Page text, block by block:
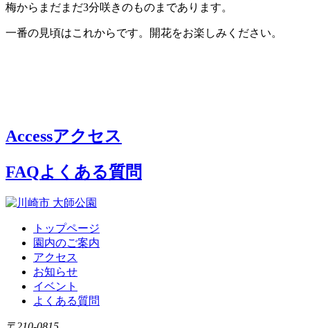
梅からまだまだ3分咲きのものまであります。
一番の見頃はこれからです。開花をお楽しみください。
Accessアクセス
FAQよくある質問
トップページ
園内のご案内
アクセス
お知らせ
イベント
よくある質問